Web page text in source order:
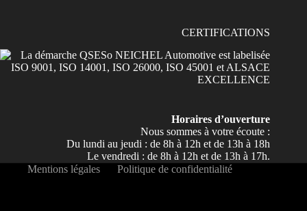
CERTIFICATIONS
Horaires d’ouverture
Nous sommes à votre écoute :
Du lundi au jeudi : de 8h à 12h et de 13h à 18h
Le vendredi : de 8h à 12h et de 13h à 17h.
Mentions légales
Politique de confidentialité